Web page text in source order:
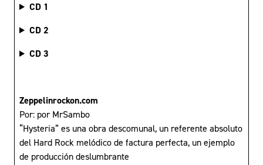
CD 1
CD 2
CD 3
Zeppelinrockon.com
Por: por MrSambo
“Hysteria” es una obra descomunal, un referente absoluto
del Hard Rock melódico de factura perfecta, un ejemplo
de producción deslumbrante